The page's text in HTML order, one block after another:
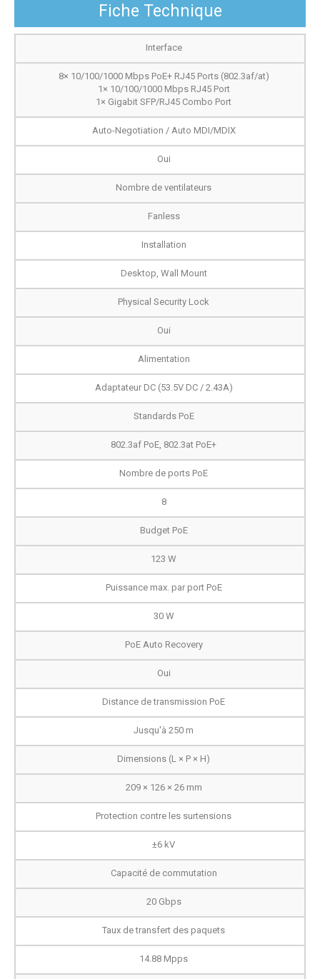
Fiche Technique
Interface
8× 10/100/1000 Mbps PoE+ RJ45 Ports (802.3af/at)
1× 10/100/1000 Mbps RJ45 Port
1× Gigabit SFP/RJ45 Combo Port
Auto-Negotiation / Auto MDI/MDIX
Oui
Nombre de ventilateurs
Fanless
Installation
Desktop, Wall Mount
Physical Security Lock
Oui
Alimentation
Adaptateur DC (53.5V DC / 2.43A)
Standards PoE
802.3af PoE, 802.3at PoE+
Nombre de ports PoE
8
Budget PoE
123 W
Puissance max. par port PoE
30 W
PoE Auto Recovery
Oui
Distance de transmission PoE
Jusqu'à 250 m
Dimensions (L × P × H)
209 × 126 × 26 mm
Protection contre les surtensions
±6 kV
Capacité de commutation
20 Gbps
Taux de transfert des paquets
14.88 Mpps